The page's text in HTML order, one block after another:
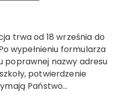
wypełnieniu formularza
poprawnej nazwy adresu
potwierdzenie
Państwo…